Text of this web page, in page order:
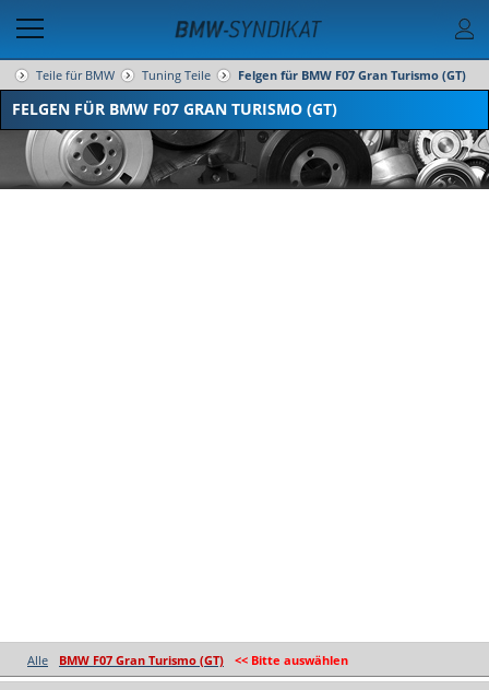
Teile für BMW Tuning Teile Felgen für BMW F07 Gran Turismo (GT)
FELGEN FÜR BMW F07 GRAN TURISMO (GT)
Alle BMW F07 Gran Turismo (GT) << Bitte auswählen